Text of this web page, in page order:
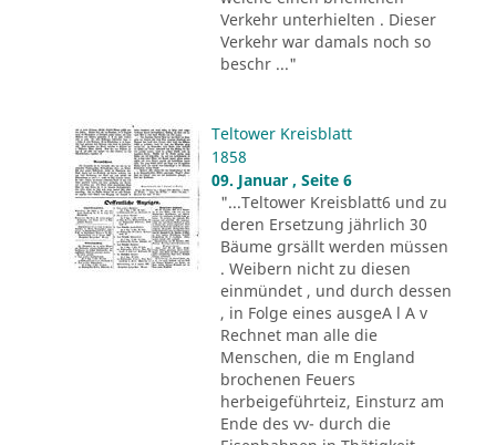
Verkehr unterhielten . Dieser
Verkehr war damals noch so
beschr ..."
Teltower Kreisblatt
1858
09. Januar , Seite 6
"...Teltower Kreisblatt6 und zu
deren Ersetzung jährlich 30
Bäume grsällt werden müssen
. Weibern nicht zu diesen
einmündet , und durch dessen
, in Folge eines ausgeA l A v
Rechnet man alle die
Menschen, die m England
brochenen Feuers
herbeigeführteiz, Einsturz am
Ende des vv- durch die